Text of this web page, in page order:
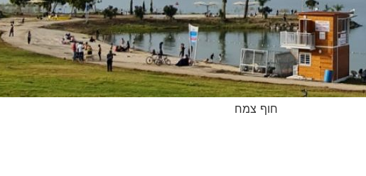
חוף צמח